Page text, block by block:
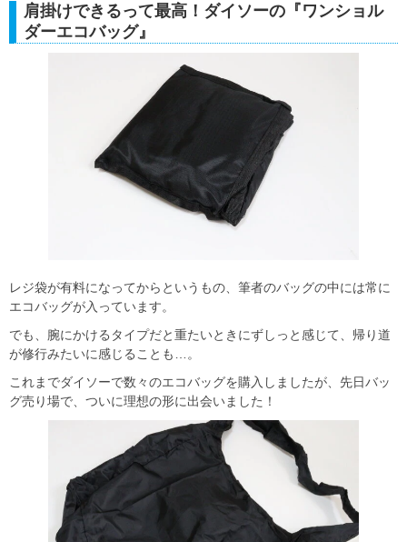
肩掛けできるって最高！ダイソーの『ワンショル
ダーエコバッグ』
レジ袋が有料になってからというもの、筆者のバッグの中には常に
エコバッグが入っています。
でも、腕にかけるタイプだと重たいときにずしっと感じて、帰り道
が修行みたいに感じることも…。
これまでダイソーで数々のエコバッグを購入しましたが、先日バッ
グ売り場で、ついに理想の形に出会いました！